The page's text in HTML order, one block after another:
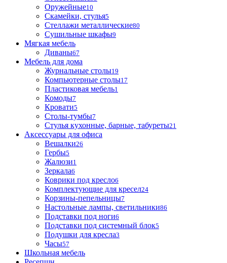
Оружейные10
Скамейки, стулья5
Стеллажи металлические80
Сушильные шкафы9
Мягкая мебель
Диваны67
Мебель для дома
Журнальные столы19
Компьютерные столы17
Пластиковая мебель1
Комоды7
Кровати5
Столы-тумбы7
Стулья кухонные, барные, табуреты21
Аксессуары для офиса
Вешалки26
Гербы5
Жалюзи1
Зеркала6
Коврики под кресло6
Комплектующие для кресел24
Корзины-пепельницы7
Настольные лампы, светильники86
Подставки под ноги6
Подставки под системный блок5
Подушки для кресла3
Часы57
Школьная мебель